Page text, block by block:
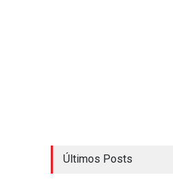
Últimos Posts